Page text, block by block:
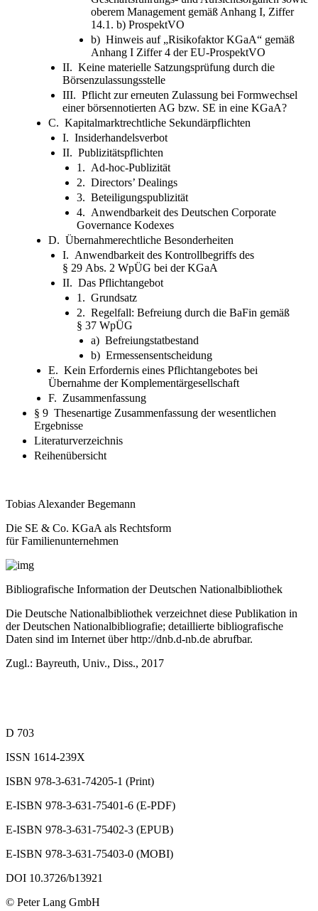
oberem Management gemäß Anhang I, Ziffer
14.1. b) ProspektVO
b) Hinweis auf „Risikofaktor KGaA“ gemäß
Anhang I Ziffer 4 der EU-ProspektVO
II. Keine materielle Satzungsprüfung durch die
Börsenzulassungsstelle
III. Pflicht zur erneuten Zulassung bei Formwechsel
einer börsennotierten AG bzw. SE in eine KGaA?
C. Kapitalmarktrechtliche Sekundärpflichten
I. Insiderhandelsverbot
II. Publizitätspflichten
1. Ad-hoc-Publizität
2. Directors’ Dealings
3. Beteiligungspublizität
4. Anwendbarkeit des Deutschen Corporate
Governance Kodexes
D. Übernahmerechtliche Besonderheiten
I. Anwendbarkeit des Kontrollbegriffs des
§ 29 Abs. 2 WpÜG bei der KGaA
II. Das Pflichtangebot
1. Grundsatz
2. Regelfall: Befreiung durch die BaFin gemäß
§ 37 WpÜG
a) Befreiungstatbestand
b) Ermessensentscheidung
E. Kein Erfordernis eines Pflichtangebotes bei
Übernahme der Komplementärgesellschaft
F. Zusammenfassung
§ 9 Thesenartige Zusammenfassung der wesentlichen
Ergebnisse
Literaturverzeichnis
Reihenübersicht
Tobias Alexander Begemann
Die SE & Co. KGaA als Rechtsform
für Familienunternehmen
Bibliografische Information der Deutschen Nationalbibliothek
Die Deutsche Nationalbibliothek verzeichnet diese Publikation in
der Deutschen Nationalbibliografie; detaillierte bibliografische
Daten sind im Internet überhttp://dnb.d-nb.de abrufbar.
Zugl.: Bayreuth, Univ., Diss., 2017
D 703
ISSN 1614-239X
ISBN 978-3-631-74205-1 (Print)
E-ISBN 978-3-631-75401-6 (E-PDF)
E-ISBN 978-3-631-75402-3 (EPUB)
E-ISBN 978-3-631-75403-0 (MOBI)
DOI 10.3726/b13921
© Peter Lang GmbH